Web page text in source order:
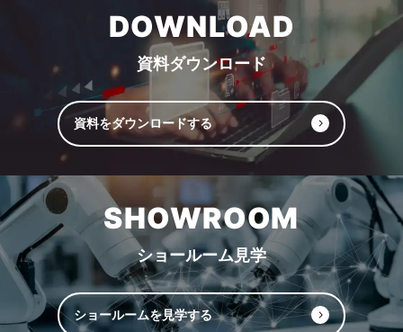
DOWNLOAD
資料ダウンロード
資料をダウンロードする
SHOWROOM
ショールーム見学
ショールームを見学する